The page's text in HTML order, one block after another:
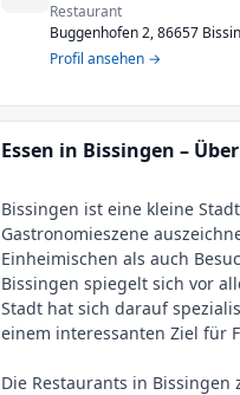
Restaurant
Buggenhofen 2, 86657
Profil ansehen →
Essen in Bissingen –
Bissingen ist eine kleine
Gastronomieszene
Einheimischen als auch
Bissingen spiegelt sich vor
Stadt hat sich darauf
einem interessanten Ziel für
Die Restaurants in